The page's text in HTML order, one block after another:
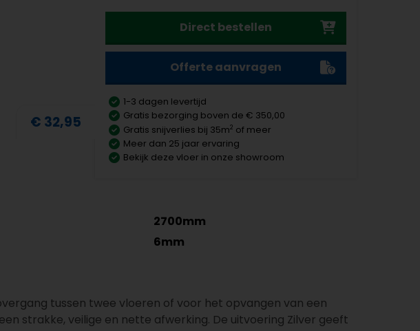
€ 32,95
Direct bestellen
Offerte aanvragen
1-3 dagen levertijd
Gratis bezorging boven de € 350,00
Gratis snijverlies bij 35m2 of meer
Meer dan 25 jaar ervaring
Bekijk deze vloer in onze showroom
2700mm
6mm
tussen twee vloeren of voor het opvangen van een
strakke, veilige en nette afwerking. De uitvoering Zilver geeft